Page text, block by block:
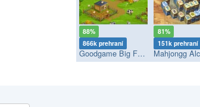
88%
866k prehraní
Goodgame Big Farm
81%
151k prehraní
Mahjongg